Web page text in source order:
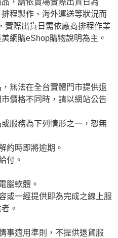
，請依賣場實際出貨日為
程製作、海外運送等狀況而
實際出貨日需依廠商排程作業
網購eShop購物說明為主。
無法在全台實體門市提供退
價格不同時，請以網站公告
服務為下列情形之一，恕無
約時即將逾期。
付。
腦軟體。
或一經提供即為完成之線上服
。
事適用準則，不提供退貨服